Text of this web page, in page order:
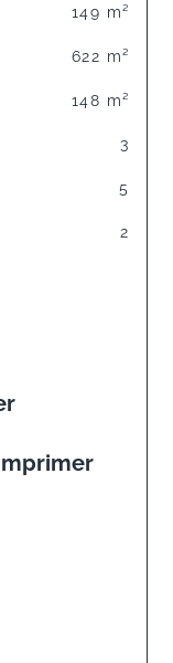
149 m²
622 m²
148 m²
3
5
2